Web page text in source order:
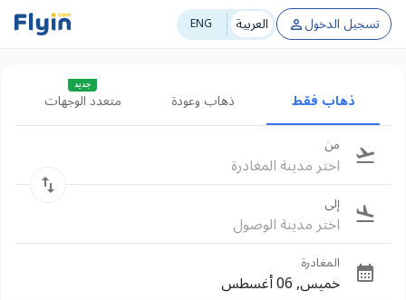
ENG العربية تسجيل الدخول
ذهاب فقط ذهاب وعودة متعدد الوجهات
جديد
من
اختر مدينة المغادرة
إلى
اختر مدينة الوصول
المغادرة
خميس, 06 أغسطس